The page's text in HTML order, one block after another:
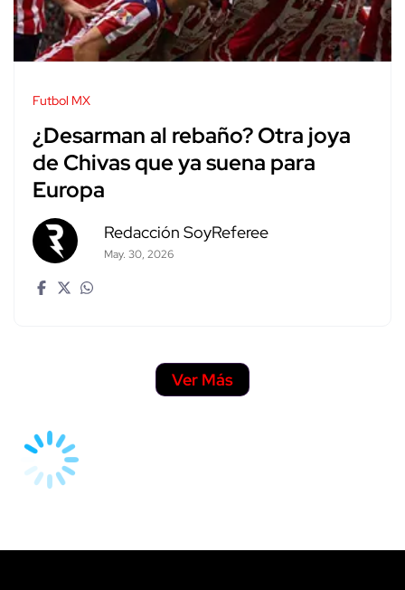
Futbol MX
¿Desarman al rebaño? Otra joya
de Chivas que ya suena para
Europa
Redacción SoyReferee
May. 30, 2026
Ver Más